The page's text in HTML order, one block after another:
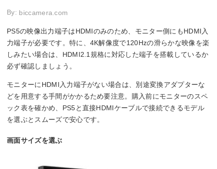
By: biccamera.com
PS5の映像出力端子はHDMIのみのため、モニター側にもHDMI入
力端子が必要です。特に、4K解像度で120Hzの滑らかな映像を楽
しみたい場合は、HDMI2.1規格に対応した端子を搭載しているか
必ず確認しましょう。
モニターにHDMI入力端子がない場合は、別途変換アダプターな
どを用意する手間がかかるため要注意。購入前にモニターのスペ
ック表を確かめ、PS5と直接HDMIケーブルで接続できるモデル
を選ぶとスムーズで安心です。
画面サイズを選ぶ